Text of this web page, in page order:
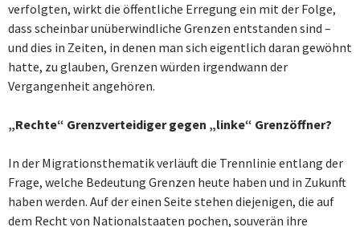
verfolgten, wirkt die öffentliche Erregung ein mit der Folge,
dass scheinbar unüberwindliche Grenzen entstanden sind –
und dies in Zeiten, in denen man sich eigentlich daran gewöhnt
hatte, zu glauben, Grenzen würden irgendwann der
Vergangenheit angehören.
„Rechte“ Grenzverteidiger gegen „linke“ Grenzöffner?
In der Migrationsthematik verläuft die Trennlinie entlang der
Frage, welche Bedeutung Grenzen heute haben und in Zukunft
haben werden. Auf der einen Seite stehen diejenigen, die auf
dem Recht von Nationalstaaten pochen, souverän ihre